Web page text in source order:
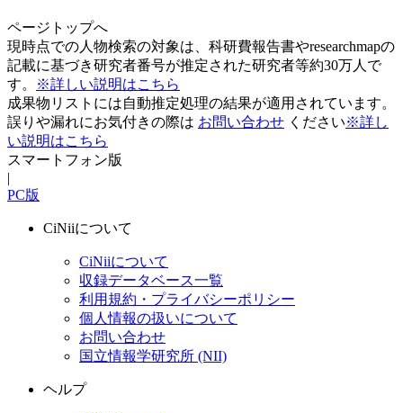
ページトップへ
現時点での人物検索の対象は、科研費報告書やresearchmapの
記載に基づき研究者番号が推定された研究者等約30万人で
す。
※詳しい説明はこちら
成果物リストには自動推定処理の結果が適用されています。
誤りや漏れにお気付きの際は お問い合わせ ください※詳し
い説明はこちら
スマートフォン版
|
PC版
CiNiiについて
CiNiiについて
収録データベース一覧
利用規約・プライバシーポリシー
個人情報の扱いについて
お問い合わせ
国立情報学研究所 (NII)
ヘルプ